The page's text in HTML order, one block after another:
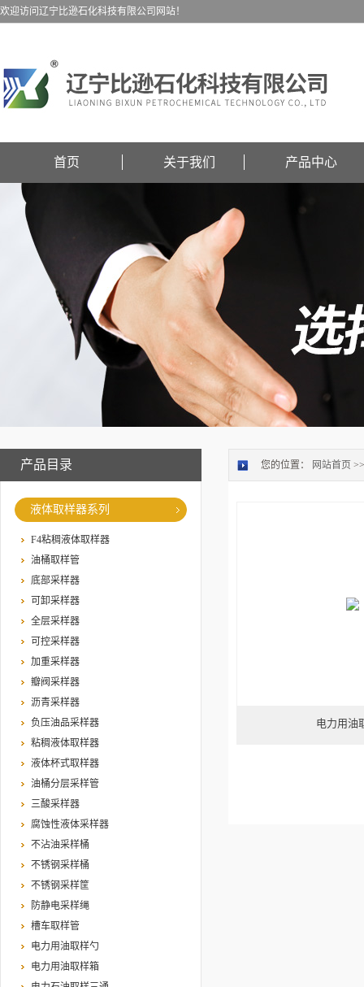
欢迎访问辽宁比逊石化科技有限公司网站！
首页 关于我们 产品中心
产品目录
液体取样器系列
F4粘稠液体取样器
油桶取样管
底部采样器
可卸采样器
全层采样器
可控采样器
加重采样器
瓣阀采样器
沥青采样器
负压油品采样器
粘稠液体取样器
液体杯式取样器
油桶分层采样管
三酸采样器
腐蚀性液体采样器
不沾油采样桶
不锈钢采样桶
不锈钢采样筐
防静电采样绳
槽车取样管
电力用油取样勺
电力用油取样箱
您的位置： 网站首页
电力用油